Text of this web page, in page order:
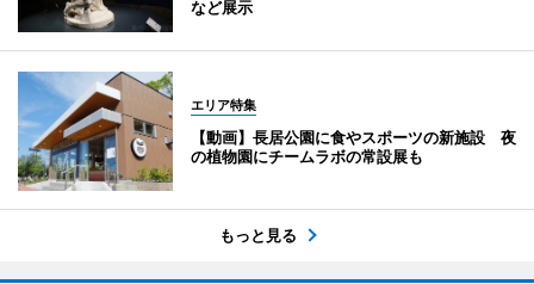
など展示
エリア特集
【動画】長居公園に食やスポーツの新施設 夜
の植物園にチームラボの常設展も
もっと見る